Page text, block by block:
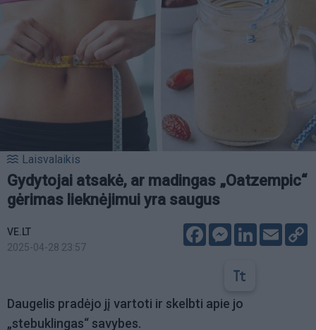
Laisvalaikis
Gydytojai atsakė, ar madingas „Oatzempic“
gėrimas lieknėjimui yra saugus
VE.LT
2025-04-28 23:57
FacebookMessenger
LinkedIn
Email
Daugelis pradėjo jį vartoti ir skelbti apie jo
„stebuklingas“ savybes.